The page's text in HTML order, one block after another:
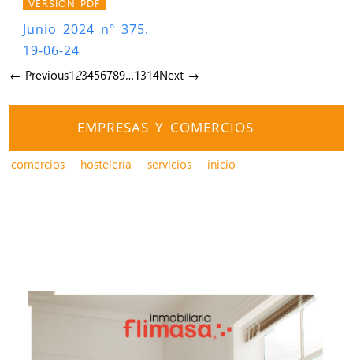
VERSIÓN PDF
Junio 2024 nº 375.
19-06-24
← Previous123456789…1314Next →
EMPRESAS Y COMERCIOS
comercios hostelería servicios inicio